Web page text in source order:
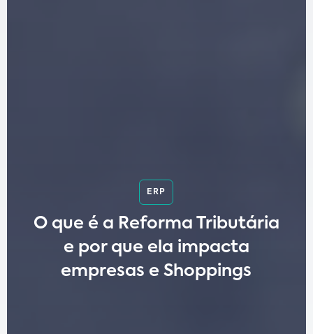
ERP
O que é a Reforma Tributária
e por que ela impacta
empresas e Shoppings